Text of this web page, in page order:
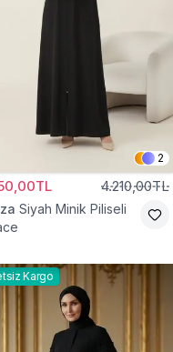
2
4.210,00TL
Siyah Minik Piliseli
Kargo